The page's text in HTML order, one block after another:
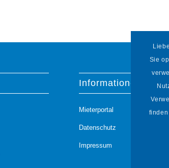
Informationen
Mieterportal
Datenschutz
Impressum
Sie